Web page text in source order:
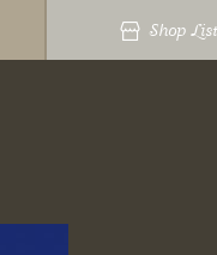
Shop List